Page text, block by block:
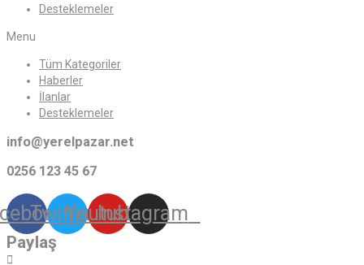
Desteklemeler
Menu
Tüm Kategoriler
Haberler
İlanlar
Desteklemeler
info@yerelpazar.net
0256 123 45 67
TwitterYoutube
Instagram
Paylaş